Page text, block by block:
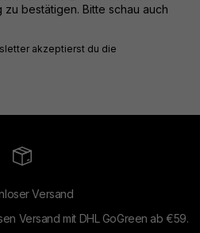
zu bestätigen. Bitte schau auch
akzeptierst du die
Versand
Versand mit DHL GoGreen ab €59.